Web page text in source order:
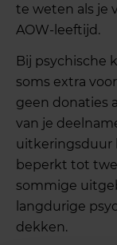
te weten als je
AOW-leeftijd.
Bij psychische
soms extra
geen donaties
van je
uitkeringsduur
beperkt tot
sommige
langdurige
dekken.